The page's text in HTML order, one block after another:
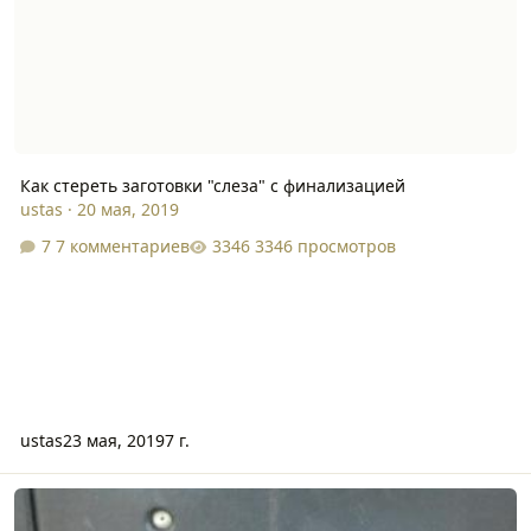
Как стереть заготовки "слеза" с финализацией
ustas · 20 мая, 2019
7 комментариев
3346 просмотров
ustas23 мая, 20197 г.
День Добрый.подскажите С Чего Начать,читал Форум Не